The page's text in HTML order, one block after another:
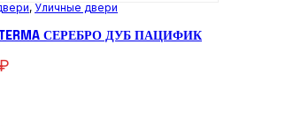
, Уличные двери
СЕРЕБРО ДУБ ПАЦИФИК